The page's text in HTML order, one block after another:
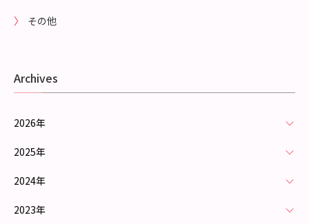
その他
Archives
2026年
2025年
2024年
2023年